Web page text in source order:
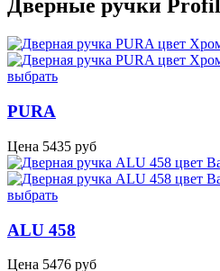
Дверные ручки
выбрать
PURA
Цена 5435 руб
выбрать
ALU 458
Цена 5476 руб